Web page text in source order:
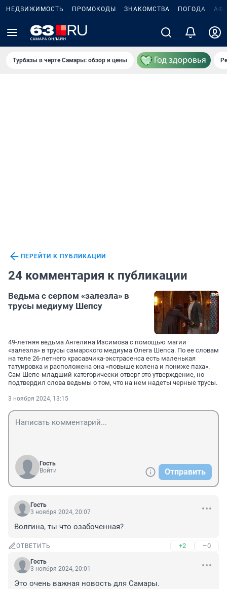
НЕДВИЖИМОСТЬ ПРОМОКОДЫ ЗНАКОМСТВА ПОГОДА
Турбазы в черте Самары: обзор и цены
ПЕРЕЙТИ К ПУБЛИКАЦИИ
24 комментария к публикации
Ведьма с серпом «залезла» в
трусы медиуму Шепсу
49-летняя ведьма Ангелина Изсимова с помощью магии
«залезла» в трусы самарского медиума Олега Шепса. По ее словам
на теле 26-летнего красавчика-экстрасенса есть маленькая
татуировка и расположена она «повыше колена и пониже паха».
Сам Шепс-младший категорически отверг это утверждение, но
подтвердил слова ведьмы о том, что на нем надеты черные трусы.
3 ноября 2024, 13:15
Гость
Войти
Отправить
Гость
3 ноября 2024, 20:07
Волгина, ты что озабоченная?
ОТВЕТИТЬ +2 –0
Гость
3 ноября 2024, 20:01
Это очень важная новость для Самары.